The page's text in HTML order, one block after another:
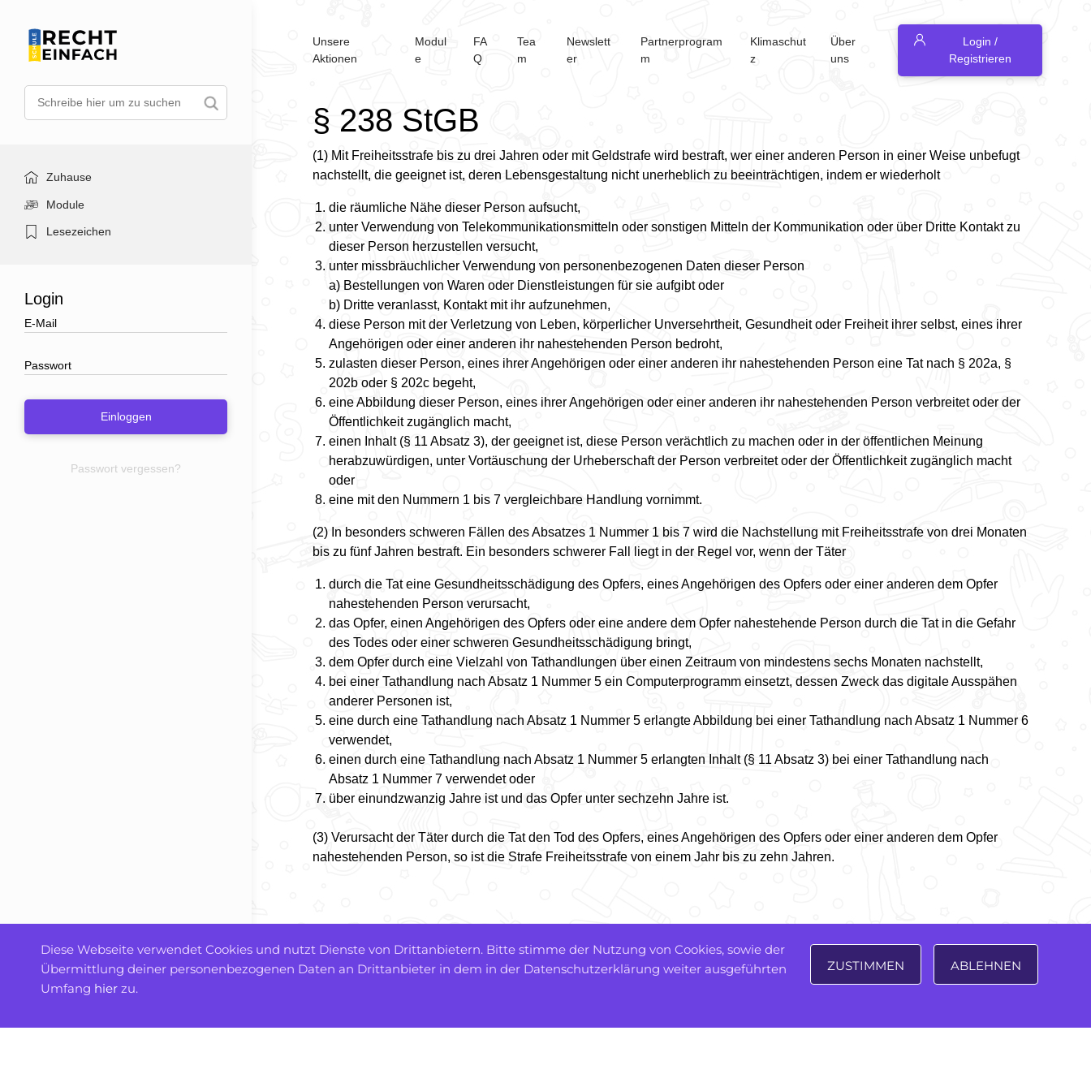
Zuhause
Module
Lesezeichen
Login
Einloggen
Passwort vergessen?
Unsere
Aktionen
Modul
e
FA
Q
Tea
m
Newslett
er
Partnerprogram
m
Klimaschut
z
Über
uns
Login /
Registrieren
§ 238 StGB
(1) Mit Freiheitsstrafe bis zu drei Jahren oder mit Geldstrafe wird bestraft, wer einer anderen Person in einer Weise unbefugt
nachstellt, die geeignet ist, deren Lebensgestaltung nicht unerheblich zu beeinträchtigen, indem er wiederholt
die räumliche Nähe dieser Person aufsucht,
unter Verwendung von Telekommunikationsmitteln oder sonstigen Mitteln der Kommunikation oder über Dritte Kontakt zu
dieser Person herzustellen versucht,
unter missbräuchlicher Verwendung von personenbezogenen Daten dieser Person
a) Bestellungen von Waren oder Dienstleistungen für sie aufgibt oder
b) Dritte veranlasst, Kontakt mit ihr aufzunehmen,
diese Person mit der Verletzung von Leben, körperlicher Unversehrtheit, Gesundheit oder Freiheit ihrer selbst, eines ihrer
Angehörigen oder einer anderen ihr nahestehenden Person bedroht,
zulasten dieser Person, eines ihrer Angehörigen oder einer anderen ihr nahestehenden Person eine Tat nach § 202a, §
202b oder § 202c begeht,
eine Abbildung dieser Person, eines ihrer Angehörigen oder einer anderen ihr nahestehenden Person verbreitet oder der
Öffentlichkeit zugänglich macht,
einen Inhalt (§ 11 Absatz 3), der geeignet ist, diese Person verächtlich zu machen oder in der öffentlichen Meinung
herabzuwürdigen, unter Vortäuschung der Urheberschaft der Person verbreitet oder der Öffentlichkeit zugänglich macht
oder
eine mit den Nummern 1 bis 7 vergleichbare Handlung vornimmt.
(2) In besonders schweren Fällen des Absatzes 1 Nummer 1 bis 7 wird die Nachstellung mit Freiheitsstrafe von drei Monaten
bis zu fünf Jahren bestraft. Ein besonders schwerer Fall liegt in der Regel vor, wenn der Täter
durch die Tat eine Gesundheitsschädigung des Opfers, eines Angehörigen des Opfers oder einer anderen dem Opfer
nahestehenden Person verursacht,
das Opfer, einen Angehörigen des Opfers oder eine andere dem Opfer nahestehende Person durch die Tat in die Gefahr
des Todes oder einer schweren Gesundheitsschädigung bringt,
dem Opfer durch eine Vielzahl von Tathandlungen über einen Zeitraum von mindestens sechs Monaten nachstellt,
bei einer Tathandlung nach Absatz 1 Nummer 5 ein Computerprogramm einsetzt, dessen Zweck das digitale Ausspähen
anderer Personen ist,
eine durch eine Tathandlung nach Absatz 1 Nummer 5 erlangte Abbildung bei einer Tathandlung nach Absatz 1 Nummer 6
verwendet,
einen durch eine Tathandlung nach Absatz 1 Nummer 5 erlangten Inhalt (§ 11 Absatz 3) bei einer Tathandlung nach
Absatz 1 Nummer 7 verwendet oder
über einundzwanzig Jahre ist und das Opfer unter sechzehn Jahre ist.
(3) Verursacht der Täter durch die Tat den Tod des Opfers, eines Angehörigen des Opfers oder einer anderen dem Opfer
nahestehenden Person, so ist die Strafe Freiheitsstrafe von einem Jahr bis zu zehn Jahren.
Diese Webseite verwendet Cookies und nutzt Dienste von Drittanbietern. Bitte stimme der Nutzung von Cookies, sowie der
Übermittlung deiner personenbezogenen Daten an Drittanbieter in dem in der Datenschutzerklärung weiter ausgeführten
Umfang hier zu.
ZUSTIMMEN ABLEHNEN